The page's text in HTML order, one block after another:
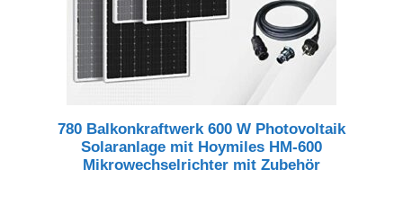
780 Balkonkraftwerk 600 W Photovoltaik
Solaranlage mit Hoymiles HM-600
Mikrowechselrichter mit Zubehör